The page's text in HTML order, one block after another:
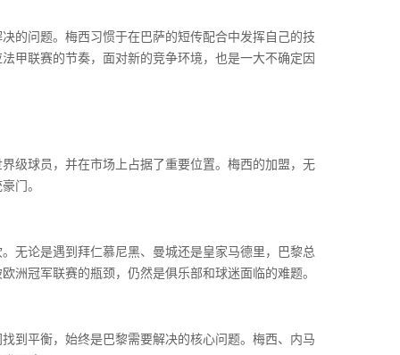
的问题。梅西习惯于在巴萨的短传配合中发挥自己的技
甲联赛的节奏，面对新的竞争环境，也是一大不确定因
级球员，并在市场上占据了重要位置。梅西的加盟，无
门。
无论是遇到拜仁慕尼黑、曼城还是皇家马德里，巴黎总
洲冠军联赛的瓶颈，仍然是俱乐部和球迷面临的难题。
到平衡，始终是巴黎需要解决的核心问题。梅西、内马